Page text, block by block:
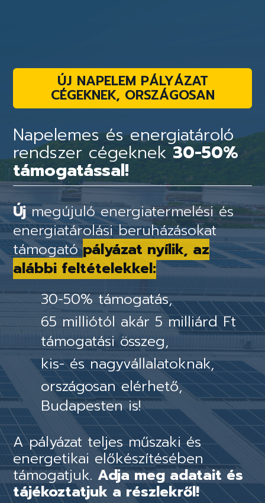
ÚJ NAPELEM PÁLYÁZAT
CÉGEKNEK, ORSZÁGOSAN
Napelemes és energiatároló
rendszer cégeknek30-50%
támogatással!
Újmegújuló energiatermelési és
energiatárolási beruházásokat
támogató pályázat nyílik, az
alábbi feltételekkel:
30-50% támogatás,
65 milliótól akár 5 milliárd Ft
támogatási összeg,
kis- és nagyvállalatoknak,
országosan elérhető,
Budapesten is!
A pályázat teljes műszaki és
energetikai előkészítésében
támogatjuk.Adja meg adatait és
tájékoztatjuk a részlekről!